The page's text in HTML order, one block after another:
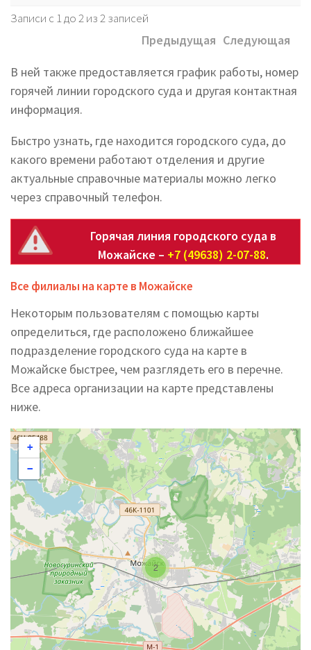
Записи с 1 до 2 из 2 записей
Предыдущая Следующая
В ней также предоставляется график работы, номер
горячей линии городского суда и другая контактная
информация.
Быстро узнать, где находится городского суда, до
какого времени работают отделения и другие
актуальные справочные материалы можно легко
через справочный телефон.
Горячая линия городского суда в
Можайске – +7 (49638) 2-07-88.
Все филиалы на карте в Можайске
Некоторым пользователям с помощью карты
определиться, где расположено ближайшее
подразделение городского суда на карте в
Можайске быстрее, чем разглядеть его в перечне.
Все адреса организации на карте представлены
ниже.
2
+
−